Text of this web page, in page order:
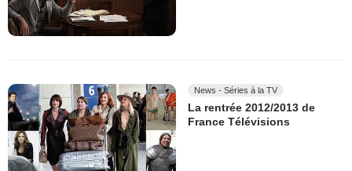
News - Séries à la TV
La rentrée 2012/2013 de
France Télévisions